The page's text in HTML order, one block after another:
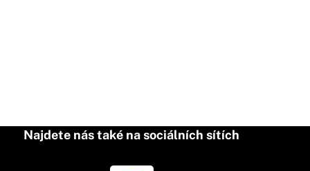
Najdete nás také na sociálních sítích